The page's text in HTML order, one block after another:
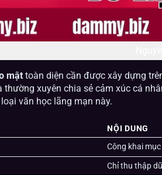
mật toàn diện cần được xây dựng
thường xuyên chia sẻ cảm xúc cá
văn học lãng mạn này.
NỘI DUNG
Công khai
Chỉ thu thập